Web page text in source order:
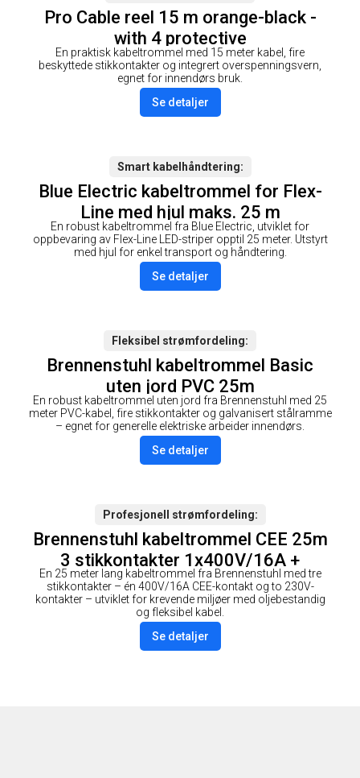
Pro Cable reel 15 m orange-black -
with 4 protective
En praktisk kabeltrommel med 15 meter kabel, fire
beskyttede stikkontakter og integrert overspenningsvern,
egnet for innendørs bruk.
Se detaljer
Smart kabelhåndtering
Blue Electric kabeltrommel for Flex-
Line med hjul maks. 25 m
En robust kabeltrommel fra Blue Electric, utviklet for
oppbevaring av Flex-Line LED-striper opptil 25 meter. Utstyrt
med hjul for enkel transport og håndtering.
Se detaljer
Fleksibel strømfordeling
Brennenstuhl kabeltrommel Basic
uten jord PVC 25m
En robust kabeltrommel uten jord fra Brennenstuhl med 25
meter PVC-kabel, fire stikkontakter og galvanisert stålramme
– egnet for generelle elektriske arbeider innendørs.
Se detaljer
Profesjonell strømfordeling
Brennenstuhl kabeltrommel CEE 25m
3 stikkontakter 1x400V/16A +
2x230V
En 25 meter lang kabeltrommel fra Brennenstuhl med tre
stikkontakter – én 400V/16A CEE-kontakt og to 230V-
kontakter – utviklet for krevende miljøer med oljebestandig
og fleksibel kabel.
Se detaljer